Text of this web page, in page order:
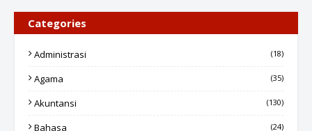
Categories
Administrasi (18)
Agama (35)
Akuntansi (130)
Bahasa (24)